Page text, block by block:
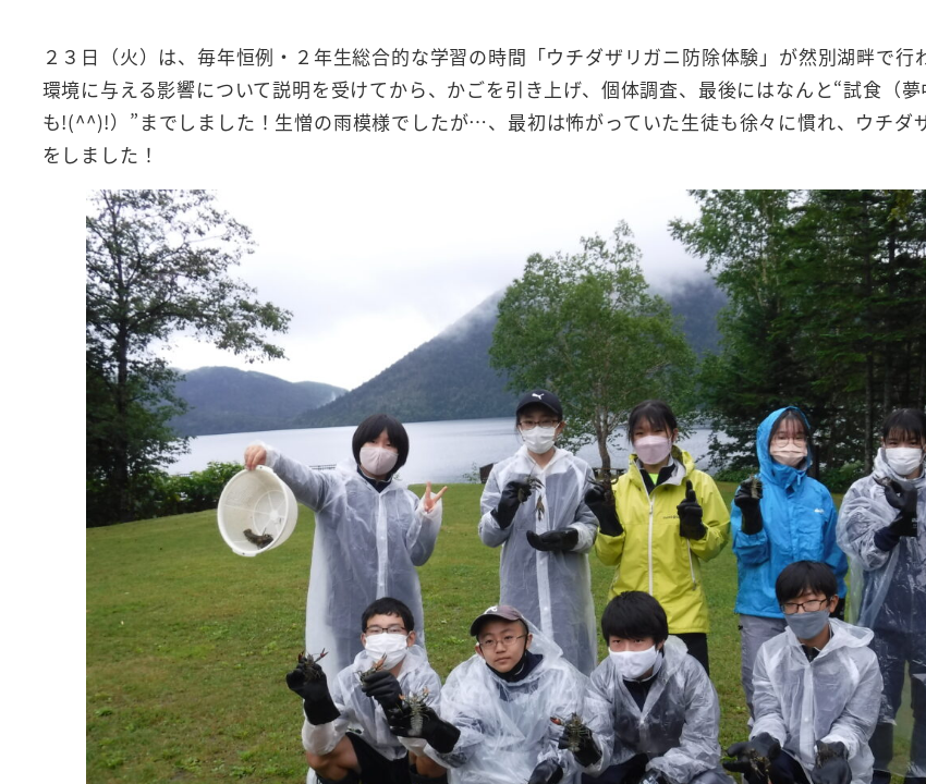
２３日（火）は、毎年恒例・２年生総合的な学習の時間「ウチダザリガニ防除体験」が然別湖畔で行
環境に与える影響について説明を受けてから、かごを引き上げ、個体調査、最後にはなんと“試食（
も!(^^)!）”までしました！生憎の雨模様でしたが…、最初は怖がっていた生徒も徐々に慣れ、ウチダ
をしました！